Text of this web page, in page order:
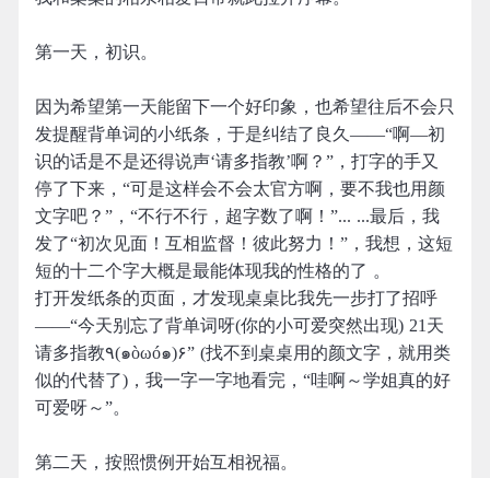
第一天，初识。
因为希望第一天能留下一个好印象，也希望往后不会只
发提醒背单词的小纸条，于是纠结了良久——“啊—初
识的话是不是还得说声‘请多指教’啊？”，打字的手又
停了下来，“可是这样会不会太官方啊，要不我也用颜
文字吧？”，“不行不行，超字数了啊！”... ...最后，我
发了“初次见面！互相监督！彼此努力！”，我想，这短
短的十二个字大概是最能体现我的性格的了 。
打开发纸条的页面，才发现桌桌比我先一步打了招呼
——“今天别忘了背单词呀(你的小可爱突然出现) 21天
请多指教٩(๑òωó๑)۶” (找不到桌桌用的颜文字，就用类
似的代替了)，我一字一字地看完，“哇啊～学姐真的好
可爱呀～”。
第二天，按照惯例开始互相祝福。